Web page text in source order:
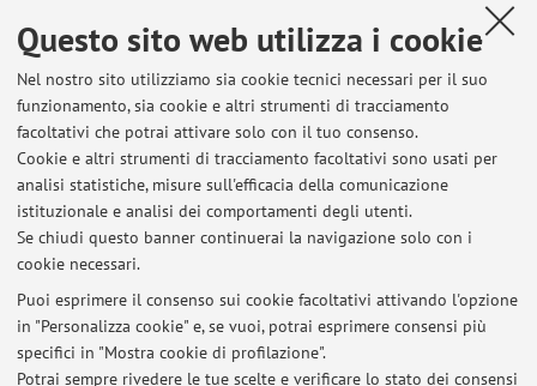
Questo sito web utilizza i cookie
Nel nostro sito utilizziamo sia cookie tecnici necessari per il suo
funzionamento, sia cookie e altri strumenti di tracciamento
facoltativi che potrai attivare solo con il tuo consenso.
Cookie e altri strumenti di tracciamento facoltativi sono usati per
analisi statistiche, misure sull'efficacia della comunicazione
istituzionale e analisi dei comportamenti degli utenti.
Se chiudi questo banner continuerai la navigazione solo con i
cookie necessari.
Puoi esprimere il consenso sui cookie facoltativi attivando l'opzione
in "Personalizza cookie" e, se vuoi, potrai esprimere consensi più
specifici in "Mostra cookie di profilazione".
Potrai sempre rivedere le tue scelte e verificare lo stato dei consensi
Ultimi avvisi
Results written exams (Esercitazioni + Lezioni frontali) Lingua e
Linguistica 1 (BA first year)
Pubblicato il: 10 giugno 2026
Results Written Exam English Linguistics 1 (LM-LSC), Prof. Nigel
James, 25 May 2026
Pubblicato il: 29 maggio 2026
English Linguistics 1: end of lessons and corpus practice continuous
assessment